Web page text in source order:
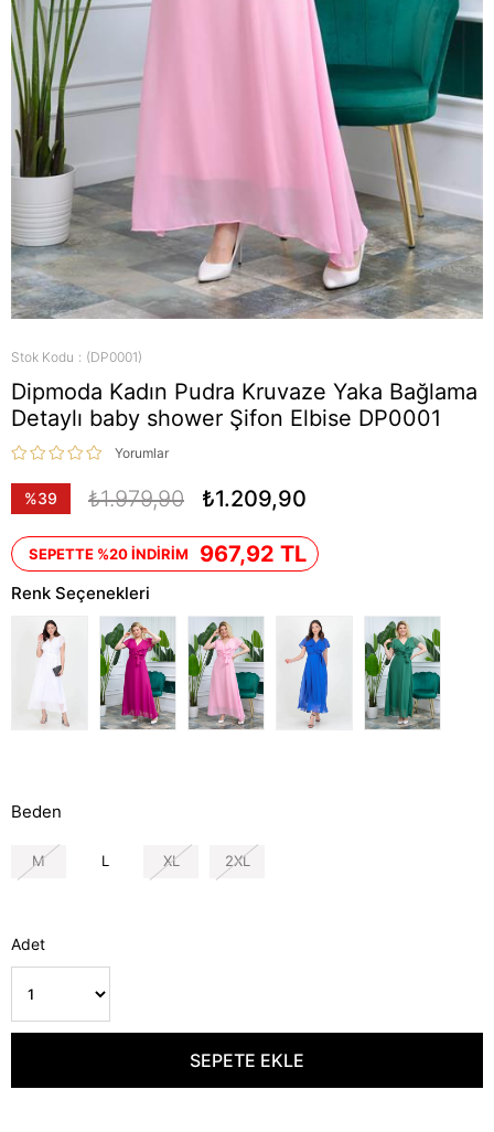
Stok Kodu (DP0001)
Dipmoda Kadın Pudra Kruvaze Yaka Bağlama
Detaylı baby shower Şifon Elbise DP0001
Yorumlar
%39
₺1.979,90 ₺1.209,90
SEPETTE %20 İNDİRİM 967,92 TL
Renk Seçenekleri
Beden
M L XL 2XL
Adet